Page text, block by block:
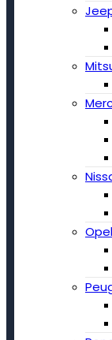
Opel